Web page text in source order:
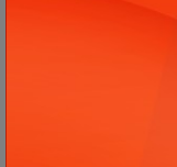
Bổ sung
hằng ngày
Khi xây dựng